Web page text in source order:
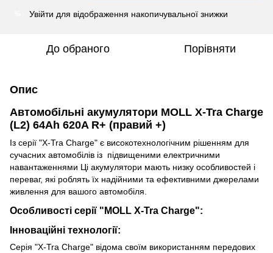
Увійти для відображення накопичувальної знижки
До обраного Порівняти
Опис
Автомобільні акумулятори MOLL X-Tra Charge
(L2) 64Ah 620A R+ (правий +)
Із серії "X-Tra Charge" є високотехнологічним рішенням для
сучасних автомобілів із підвищеними електричними
навантаженнями Ці акумулятори мають низку особливостей і
переваг, які роблять їх надійними та ефективними джерелами
живлення для вашого автомобіля.
Особливості серії "MOLL X-Tra Charge":
Інноваційні технології:
Серія "X-Tra Charge" відома своїм використанням передових